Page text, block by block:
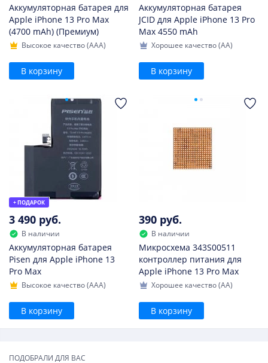
Аккумуляторная батарея для
Apple iPhone 13 Pro Max
(4700 mAh) (Премиум)
Высокое качество (AAA)
В корзину
Аккумуляторная батарея
JCID для Apple iPhone 13 Pro
Max 4550 mAh
Хорошее качество (AA)
В корзину
+ ПОДАРОК
3 490 руб.
В наличии
Аккумуляторная батарея
Pisen для Apple iPhone 13
Pro Max
Высокое качество (AAA)
В корзину
390 руб.
В наличии
Микросхема 343S00511
контроллер питания для
Apple iPhone 13 Pro Max
Хорошее качество (AA)
В корзину
ПОДОБРАЛИ ДЛЯ ВАС